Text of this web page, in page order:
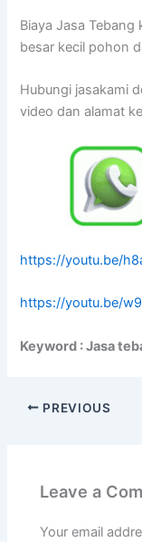
Biaya Jasa
besar kecil pohon
Hubungi jasakami
video dan alamat
https://youtu.be/
https://youtu.be/
Keyword : Jasa
PREVIOUS
Leave a
Your email